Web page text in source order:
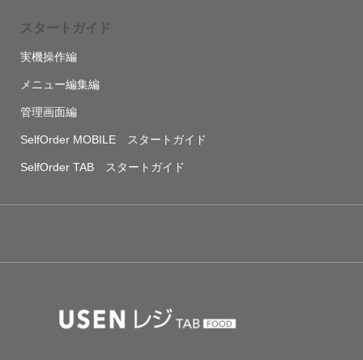
スタートガイド
実機操作編
メニュー編集編
管理画面編
SelfOrder MOBILE スタートガイド
SelfOrder TAB スタートガイド